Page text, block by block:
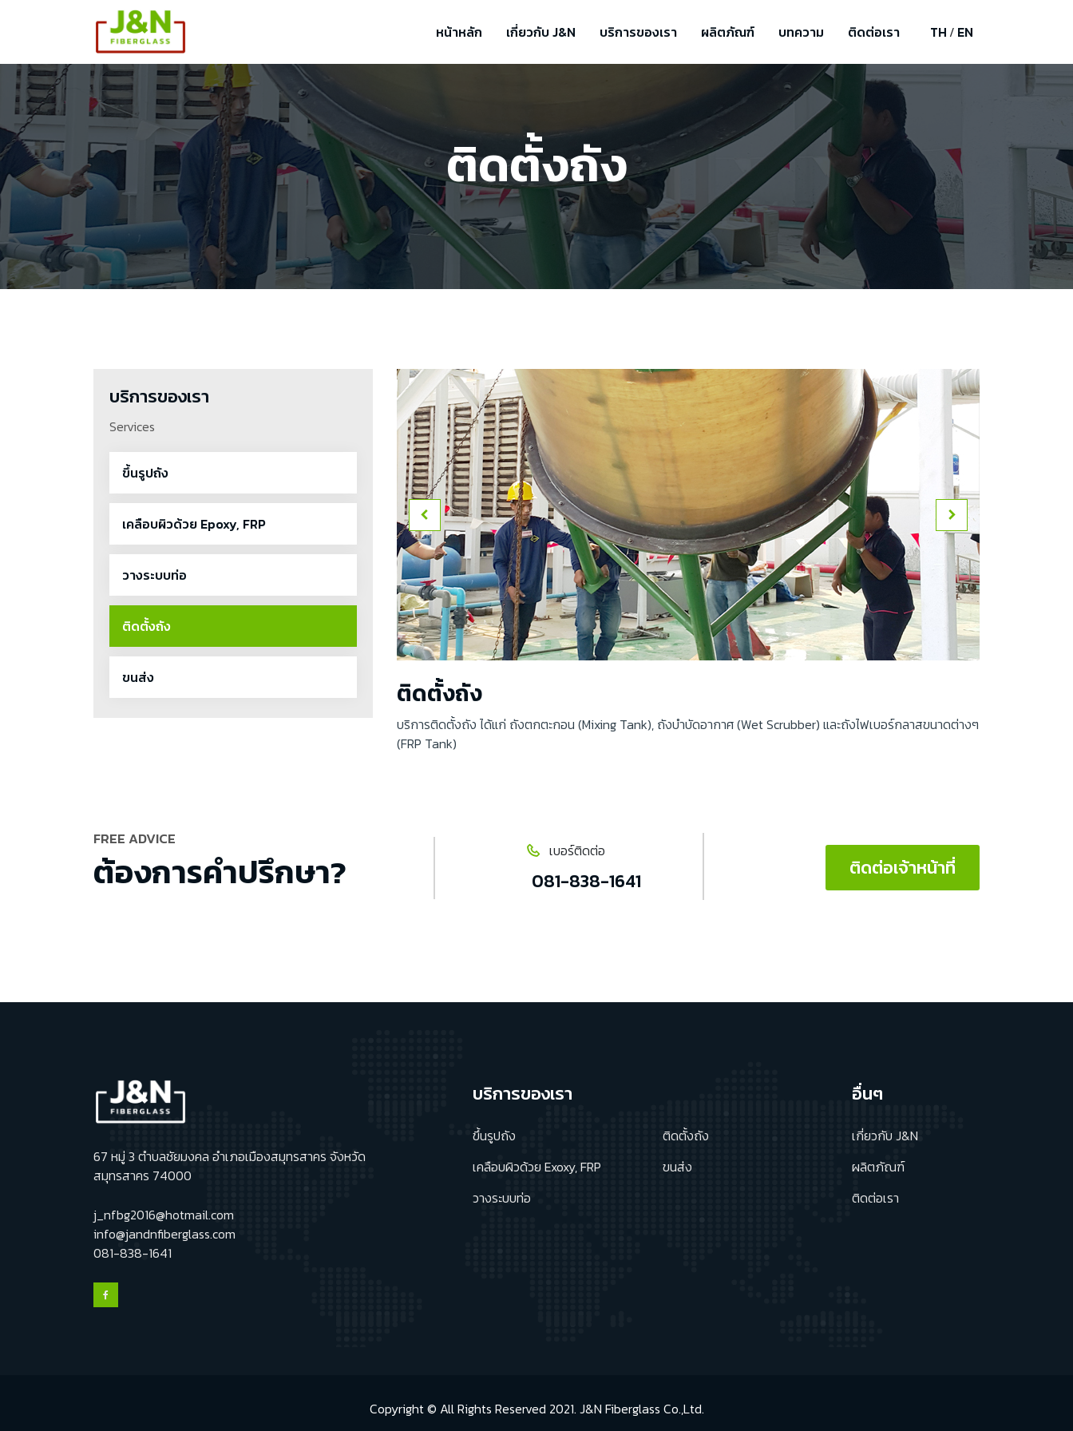
หน้าหลัก เกี่ยวกับ J&N บริการของเรา ผลิตภัณฑ์ บทความ ติดต่อเรา TH EN
ติดตั้งถัง
บริการของเรา
Services
ขึ้นรูปถัง
เคลือบผิวด้วย Epoxy, FRP
วางระบบท่อ
ติดตั้งถัง
ขนส่ง ติดตั้งถัง
บริการติดตั้งถัง ได้แก่ ถังตกตะกอน (Mixing Tank), ถังบำบัดอากาศ (Wet Scrubber) และถังไฟเบอร์กลาสขนาดต่างๆ
(FRP Tank)
FREE ADVICE
ต้องการคำปรึกษา? เบอร์ติดต่อ
081-838-1641
ติดต่อเจ้าหน้าที่
67 หมู่ 3 ตำบลชัยมงคล อำเภอเมืองสมุทรสาคร จังหวัด
สมุทรสาคร 74000
j_nfbg2016@hotmail.com
info@jandnfiberglass.com
081-838-1641
บริการของเรา
ขึ้นรูปถัง
เคลือบผิวด้วย Exoxy, FRP
วางระบบท่อ
ติดตั้งถัง
ขนส่ง
อื่นๆ
เกี่ยวกับ J&N
ผลิตภัณฑ์
ติดต่อเรา
Copyright © All Rights Reserved 2021. J&N Fiberglass Co.,Ltd.